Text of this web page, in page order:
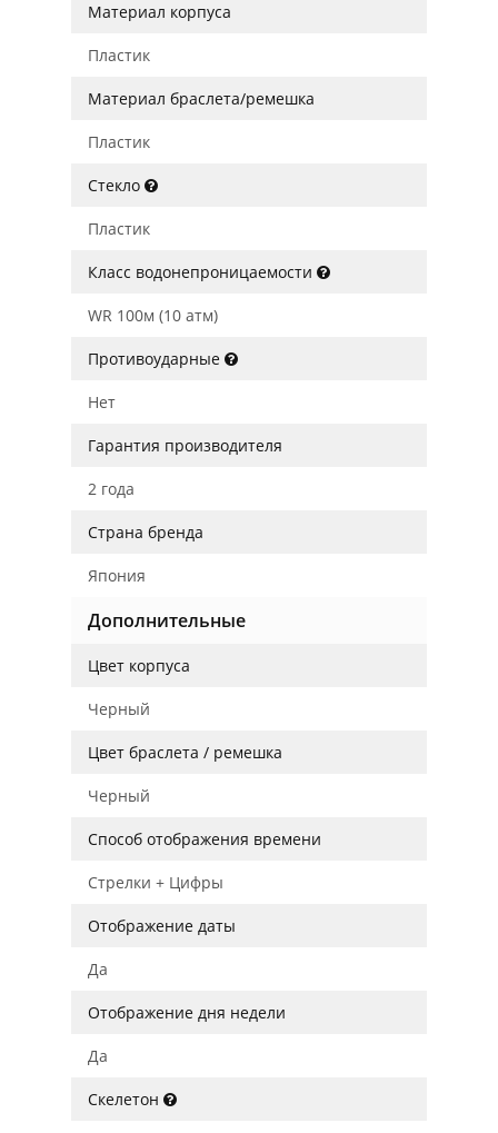
Материал корпуса
Пластик
Материал браслета/ремешка
Пластик
Стекло
Пластик
Класс водонепроницаемости
WR 100м (10 атм)
Противоударные
Нет
Гарантия производителя
2 года
Страна бренда
Япония
Дополнительные
Цвет корпуса
Черный
Цвет браслета / ремешка
Черный
Способ отображения времени
Стрелки + Цифры
Отображение даты
Да
Отображение дня недели
Да
Скелетон